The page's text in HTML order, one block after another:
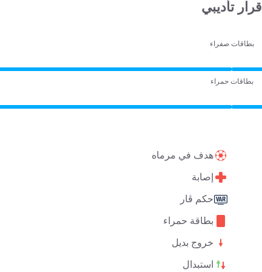
قرار تأديبي
بطاقات صفراء
بطاقات حمراء
هدف في مرماه
إصابة
حكم ڤار
بطاقة حمراء
خروج بديل
استبدال